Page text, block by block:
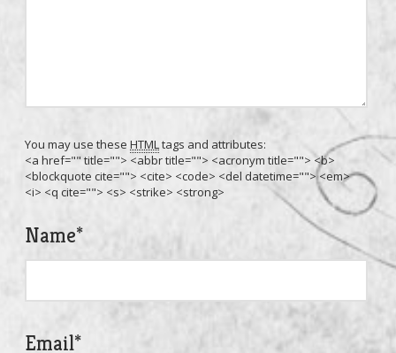
You may use theseHTMLtags and attributes:
<a href="" title=""> <abbr title=""> <acronym title=""> <b>
<blockquote cite=""> <cite> <code> <del datetime=""> <em>
<i> <q cite=""> <s> <strike> <strong>
Name*
Email*